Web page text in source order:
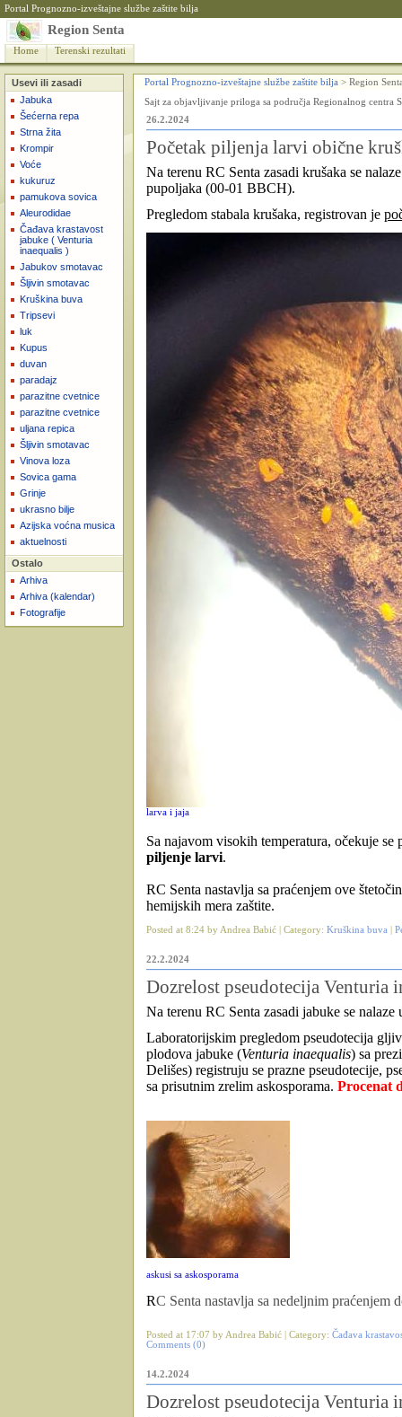
Portal Prognozno-izveštajne službe zaštite bilja
Region Senta
Home Terenski rezultati
Usevi ili zasadi
Jabuka
Šećerna repa
Strna žita
Krompir
Voće
kukuruz
pamukova sovica
Aleurodidae
Čađava krastavost
jabuke ( Venturia
inaequalis )
Jabukov smotavac
Šljivin smotavac
Kruškina buva
Tripsevi
luk
Kupus
duvan
paradajz
parazitne cvetnice
parazitne cvetnice
uljana repica
Šljivin smotavac
Vinova loza
Sovica gama
Grinje
ukrasno bilje
Azijska voćna musica
aktuelnosti
Ostalo
Arhiva
Arhiva (kalendar)
Fotografije
Portal Prognozno-izveštajne službe zaštite bilja > Region
Sajt za objavljivanje priloga sa područja Regionalnog centra
26.2.2024
Početak piljenja larvi obične
Na terenu RC Senta zasadi krušaka se
pupoljaka (00-01 BBCH).
Pregledom stabala krušaka, registrovan je
larva i jaja
Sa najavom visokih temperatura, očekuje
piljenje larvi.
RC Senta nastavlja sa praćenjem ove
hemijskih mera zaštite.
Posted at 8:24 by Andrea Babić | Category: Kruškina buva
22.2.2024
Dozrelost pseudotecija Venturia
Na terenu RC Senta zasadi jabuke se
Laboratorijskim pregledom pseudotecija
plodova jabuke (Venturia inaequalis) sa
Delišes) registruju se prazne pseudotecije,
sa prisutnim zrelim askosporama. Procenat
askusi sa askosporama
RC Senta nastavlja sa nedeljnim praćenjem
Posted at 17:07 by Andrea Babić | Category: Čađava
Comments (0)
14.2.2024
Dozrelost pseudotecija Venturia